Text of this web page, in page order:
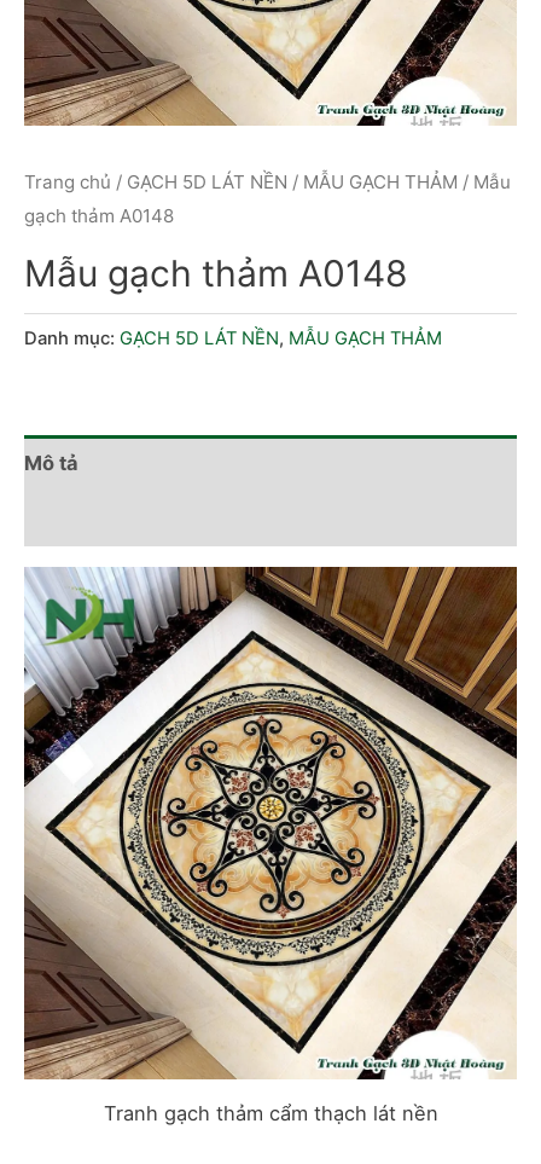
Trang chủ / GẠCH 5D LÁT NỀN / MẪU GẠCH THẢM / Mẫu
gạch thảm A0148
Mẫu gạch thảm A0148
Danh mục: GẠCH 5D LÁT NỀN, MẪU GẠCH THẢM
Mô tả
Tranh gạch thảm cẩm thạch lát nền